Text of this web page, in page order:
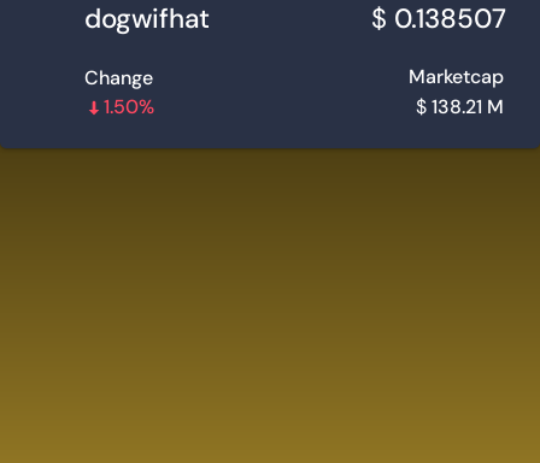
dogwifhat $ 0.138507
Change
1.50%
Marketcap
$138.21 M